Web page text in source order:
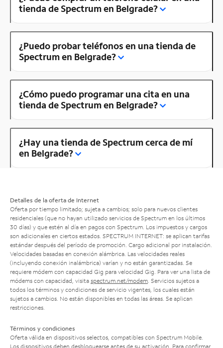
tienda de Spectrum en Belgrade?
¿Puedo probar teléfonos en una tienda de
Spectrum en Belgrade?
¿Cómo puedo programar una cita en una
tienda de Spectrum en Belgrade?
¿Hay una tienda de Spectrum cerca de mí
en Belgrade?
Detalles de la oferta de Internet
Oferta por tiempo limitado; sujeta a cambios; solo para nuevos clientes
residenciales (que no hayan utilizado servicios de Spectrum en los últimos
30 días) y que estén al día en pagos con Spectrum. Los impuestos y cargos
son adicionales en ciertos estados. SPECTRUM INTERNET: se aplican tarifas
estándar después del período de promoción. Cargo adicional por instalación.
Velocidades basadas en conexión alámbrica. Las velocidades reales
(incluyendo conexión inalámbrica) varían y no están garantizadas. Se
requiere módem con capacidad Gig para velocidad Gig. Para ver una lista de
módems con capacidad, visita spectrum.net/modem . Servicios sujetos a
todos los términos y condiciones de servicio vigentes, los cuales están
sujetos a cambios. No están disponibles en todas las áreas. Se aplican
restricciones.
Términos y condiciones
Oferta válida en dispositivos selectos, compatibles con Spectrum Mobile.
Los dispositivos deben desbloquearse antes de su activación. Para confirmar